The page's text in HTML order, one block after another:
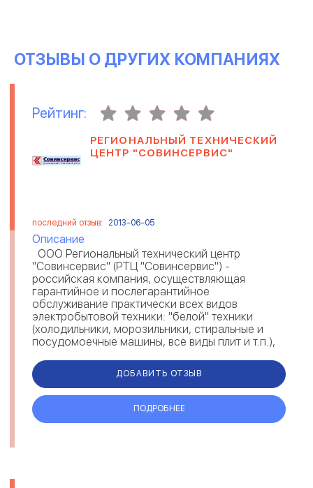
ОТЗЫВЫ О ДРУГИХ КОМПАНИЯХ
Рейтинг:
РЕГИОНАЛЬНЫЙ ТЕХНИЧЕСКИЙ
ЦЕНТР "СОВИНСЕРВИС"
последний отзыв: 2013-06-05
Описание
ООО Региональный технический центр
"Совинсервис" (РТЦ "Совинсервис") -
российская компания, осуществляющая
гарантийное и послегарантийное
обслуживание практически всех видов
электробытовой техники: "белой" техники
(холодильники, морозильники, стиральные и
посудомоечные машины, все виды плит и т.п.),
автомагнитол, швей...
ДОБАВИТЬ ОТЗЫВ
ПОДРОБНЕЕ